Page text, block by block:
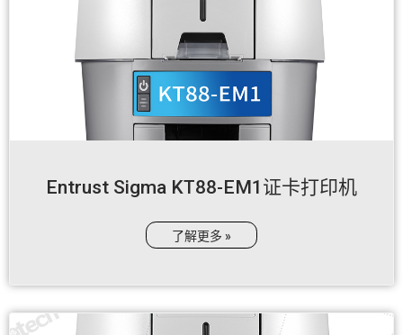
Entrust Sigma KT88-EM1证卡打印机
了解更多 »